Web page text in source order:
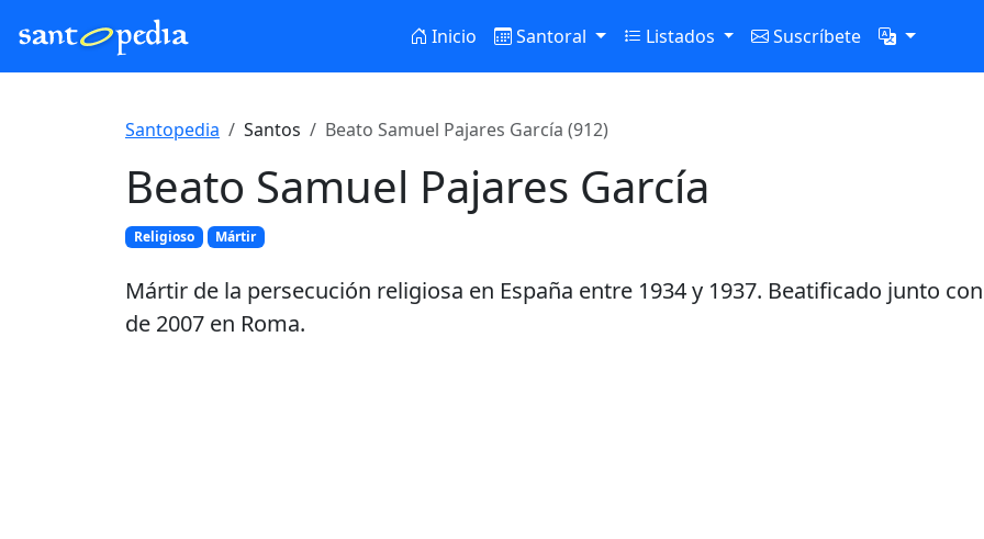
Inicio Santoral Listados Suscríbete
Santopedia Santos Beato Samuel Pajares García (912)
Beato Samuel Pajares García
Religioso Mártir
Mártir de la persecución religiosa en España entre 1934 y 1937. Beatificado junto
de 2007 en Roma.